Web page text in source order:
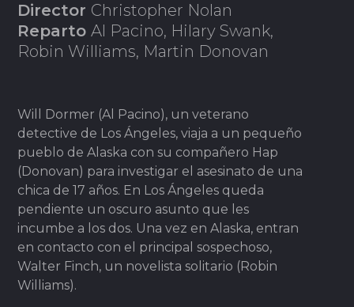
Director Christopher Nolan
RepartoAl Pacino, Hilary Swank,
Robin Williams, Martin Donovan
Will Dormer (Al Pacino), un veterano
detective de Los Ángeles, viaja a un pequeño
pueblo de Alaska con su compañero Hap
(Donovan) para investigar el asesinato de una
chica de 17 años. En Los Ángeles queda
pendiente un oscuro asunto que les
incumbe a los dos. Una vez en Alaska, entran
en contacto con el principal sospechoso,
Walter Finch, un novelista solitario (Robin
Williams).